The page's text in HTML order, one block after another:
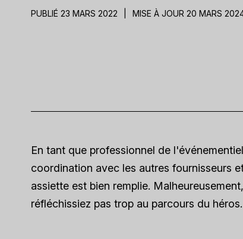
PUBLIÉ 23 MARS 2022
MISE À JOUR 20 MARS
En tant que professionnel de
coordination avec les autres fournisseurs
assiette est bien remplie.
réfléchissiez pas trop au parcours du héros.